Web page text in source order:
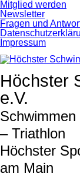
Navigation
überspringen
Mitglied werden
Newsletter
Fragen und
Impressum
Höchster
e.V.
– Triathlon
Höchster
am Main